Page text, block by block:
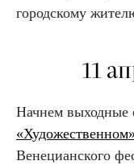
городскому
11
Начнем выходные
«Художественном»
Венецианского